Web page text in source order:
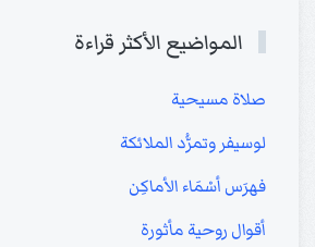
المواضيع الأكثر قراءة
صلاة مسيحية
لوسيفر وتمرُّد الملائكة
فهرَس أسْمَاء الأماكِن
أقوال روحية مأثورة